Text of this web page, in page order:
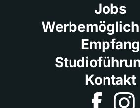
Jobs
Empfang
Kontakt